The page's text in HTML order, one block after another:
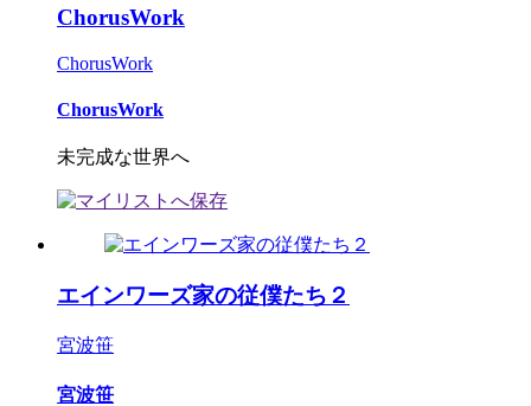
ChorusWork
ChorusWork
ChorusWork
未完成な世界へ
エインワーズ家の従僕たち２
宮波笹
宮波笹